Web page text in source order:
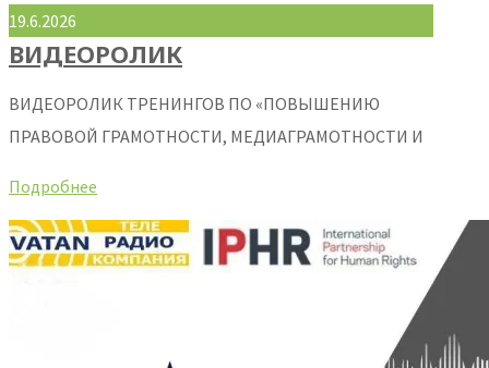
19.6.2026
ВИДЕОРОЛИК
ВИДЕОРОЛИК ТРЕНИНГОВ ПО «ПОВЫШЕНИЮ
ПРАВОВОЙ ГРАМОТНОСТИ, МЕДИАГРАМОТНОСТИ И
Подробнее